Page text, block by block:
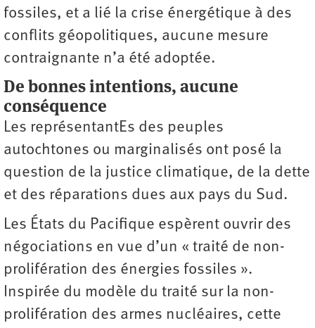
fossiles, et a lié la crise énergétique à des
conflits géopolitiques, aucune mesure
contraignante n’a été adoptée.
De bonnes intentions, aucune
conséquence
Les représentantEs des peuples
autochtones ou marginalisés ont posé la
question de la justice climatique, de la dette
et des réparations dues aux pays du Sud.
Les États du Pacifique espèrent ouvrir des
négociations en vue d’un « traité de non-
prolifération des énergies fossiles ».
Inspirée du modèle du traité sur la non-
prolifération des armes nucléaires, cette